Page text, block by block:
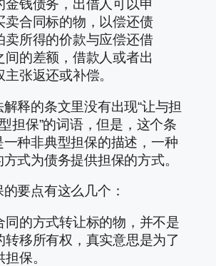
金钱债务，出借人可以申
卖合同标的物，以偿还债
卖所得的价款与应偿还借
间的差额，借款人或者出
张返还或补偿。
释的条文里没有出现“让与担
担保”的词语，但是，这个条
种非典型担保的描述，一种
式为债务提供担保的方式。
要点有这么几个：
同的方式转让标的物，并不是
转移所有权，真实意思是为了
保。